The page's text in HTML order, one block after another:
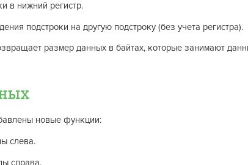
в нижний регистр.
подстроки на другую подстроку (без учета регистра).
размер данных в байтах, которые занимают
новые функции:
слева.
справа.